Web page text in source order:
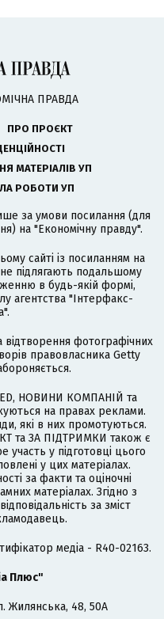
ПРАВДА
ПРО ПРОЄКТ
МАТЕРІАЛІВ УП
РОБОТИ УП
за умови посилання (для
на "Економічну правду".
сайті із посиланням на
підлягають подальшому
в будь-якій формі,
агентства "Інтерфакс-
фотографічних
правовласника Getty
НОВИНИ КОМПАНІЙ та
на правах реклами.
які в них промотуються.
та ЗА ПІДТРИМКИ також є
у підготовці цього
у цих матеріалах.
за факти та оціночні
матеріалах. Згідно з
за зміст
медіа - R40-02163.
Плюс"
Жилянська, 48, 50А